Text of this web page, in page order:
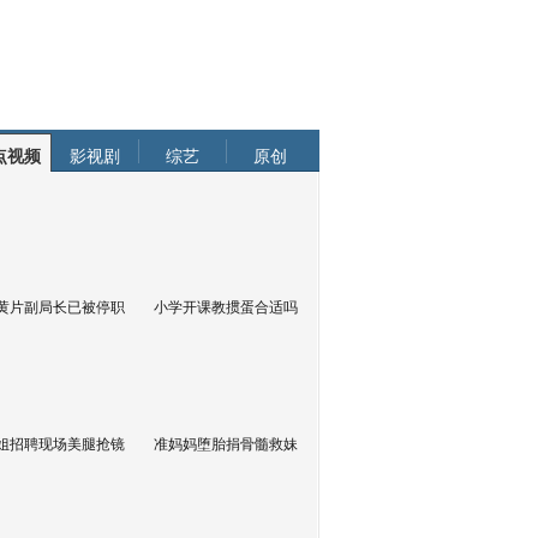
视频 影视剧 综艺 原创
片副局长已被停职 小学开课教掼蛋合适吗
招聘现场美腿抢镜 准妈妈堕胎捐骨髓救妹